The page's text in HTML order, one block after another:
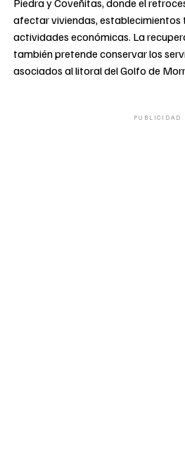
afectar viviendas, establecimientos
actividades económicas. La
también pretende conservar los
asociados al litoral del Golfo de
PUBLICIDAD